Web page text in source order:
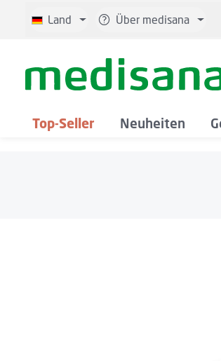
Hauptinhalt springen
Zur Suche springen
Zur Hauptnavigation springen
Land Über medisana
Top-Seller Neuheiten